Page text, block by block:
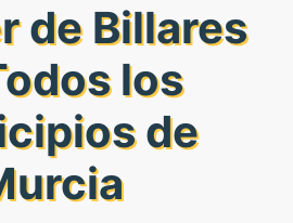
de Billares
los
de